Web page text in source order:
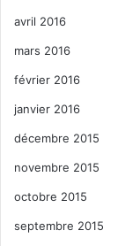
avril 2016
mars 2016
février 2016
janvier 2016
décembre 2015
novembre 2015
octobre 2015
septembre 2015